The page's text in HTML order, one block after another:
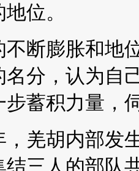
位。
不断膨胀和地
名分，认为自
蓄积力量，
羌胡内部发
三人的部队